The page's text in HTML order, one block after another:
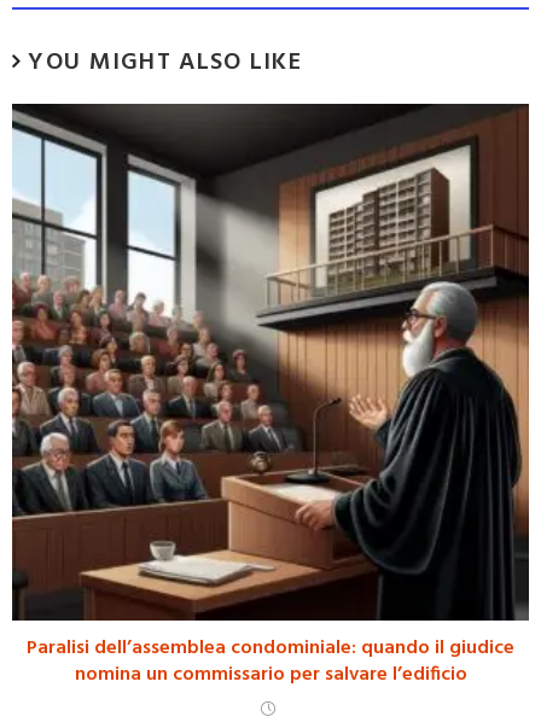
YOU MIGHT ALSO LIKE
Paralisi dell’assemblea condominiale: quando il giudice
nomina un commissario per salvare l’edificio